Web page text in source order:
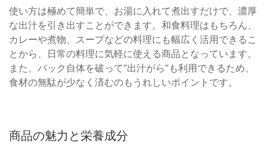
使い方は極めて簡単で、お湯に入れて煮出すだけで、濃厚
な出汁を引き出すことができます。和食料理はもちろん、
カレーや煮物、スープなどの料理にも幅広く活用できるこ
とから、日常の料理に気軽に使える商品となっています。
また、パック自体を破って“出汁がら”も利用できるため、
食材の無駄が少なく済むのもうれしいポイントです。
商品の魅力と栄養成分